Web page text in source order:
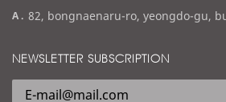
a
l
a
d
e
82, bongnaenaru-ro, yeongdo-gu,
NEWSLETTER SUBSCRIPTION